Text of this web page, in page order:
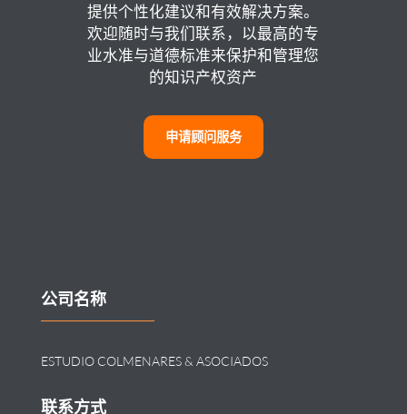
提供个性化建议和有效解决方案。
欢迎随时与我们联系，以最高的专
业水准与道德标准来保护和管理您
的知识产权资产
申请顾问服务
公司名称
ESTUDIO COLMENARES & ASOCIADOS
联系方式